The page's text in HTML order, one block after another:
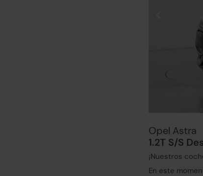
Opel Astra
1.2T S/S
¡Nuestros
En este